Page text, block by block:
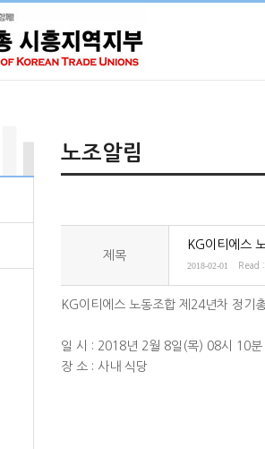
노조알림
제목
KG이티에스
2018-02-01 Read
KG이티에스 노동조합 제24년차 정기
일 시 : 2018년 2월 8일(목) 08시 10분
장 소 : 사내 식당